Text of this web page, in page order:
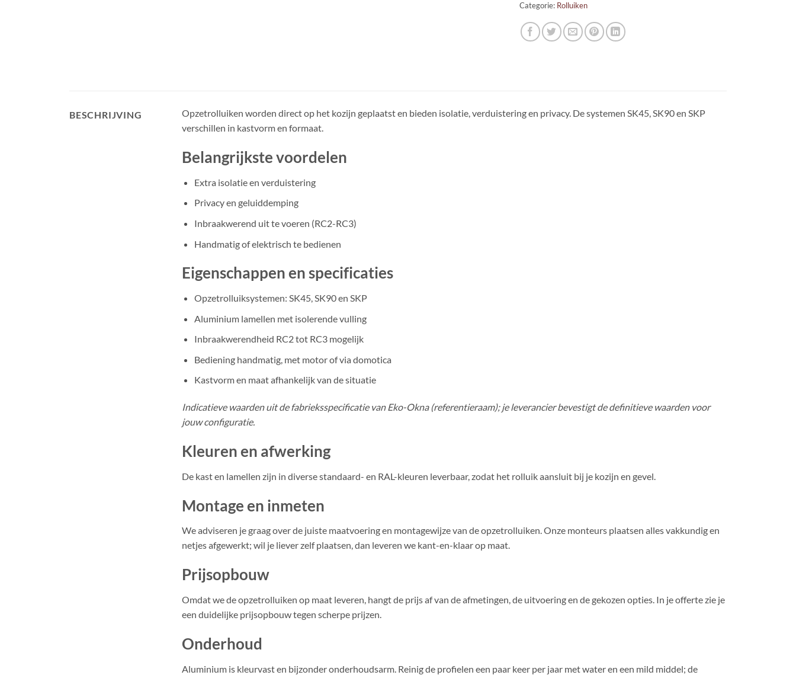
Categorie: Rolluiken
BESCHRIJVING
Opzetrolluiken worden direct op het kozijn geplaatst en bieden isolatie, verduistering en privacy. De systemen SK45, SK90 en SKP
verschillen in kastvorm en formaat.
Belangrijkste voordelen
Extra isolatie en verduistering
Privacy en geluiddemping
Inbraakwerend uit te voeren (RC2-RC3)
Handmatig of elektrisch te bedienen
Eigenschappen en specificaties
Opzetrolluiksystemen: SK45, SK90 en SKP
Aluminium lamellen met isolerende vulling
Inbraakwerendheid RC2 tot RC3 mogelijk
Bediening handmatig, met motor of via domotica
Kastvorm en maat afhankelijk van de situatie
Indicatieve waarden uit de fabrieksspecificatie van Eko-Okna (referentieraam); je leverancier bevestigt de definitieve waarden voor
jouw configuratie.
Kleuren en afwerking
De kast en lamellen zijn in diverse standaard- en RAL-kleuren leverbaar, zodat het rolluik aansluit bij je kozijn en gevel.
Montage en inmeten
We adviseren je graag over de juiste maatvoering en montagewijze van de opzetrolluiken. Onze monteurs plaatsen alles vakkundig en
netjes afgewerkt; wil je liever zelf plaatsen, dan leveren we kant-en-klaar op maat.
Prijsopbouw
Omdat we de opzetrolluiken op maat leveren, hangt de prijs af van de afmetingen, de uitvoering en de gekozen opties. In je offerte zie je
een duidelijke prijsopbouw tegen scherpe prijzen.
Onderhoud
Aluminium is kleurvast en bijzonder onderhoudsarm. Reinig de profielen een paar keer per jaar met water en een mild middel; de